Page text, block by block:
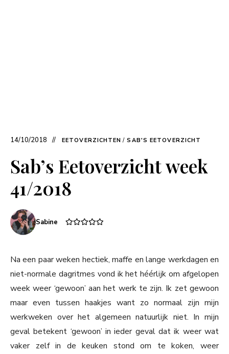
14/10/2018 EETOVERZICHTEN / SAB'S EETOVERZICHT
Sab’s Eetoverzicht week
41/2018
Sabine
Na een paar weken hectiek, maffe en lange werkdagen en
niet-normale dagritmes vond ik het héérlijk om afgelopen
week weer ‘gewoon’ aan het werk te zijn. Ik zet gewoon
maar even tussen haakjes want zo normaal zijn mijn
werkweken over het algemeen natuurlijk niet. In mijn
geval betekent ‘gewoon’ in ieder geval dat ik weer wat
vaker zelf in de keuken stond om te koken, weer